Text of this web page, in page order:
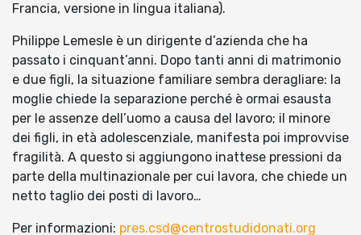
Francia, versione in lingua italiana).
Philippe Lemesle è un dirigente d’azienda che ha
passato i cinquant’anni. Dopo tanti anni di matrimonio
e due figli, la situazione familiare sembra deragliare: la
moglie chiede la separazione perché è ormai esausta
per le assenze dell’uomo a causa del lavoro; il minore
dei figli, in età adolescenziale, manifesta poi improvvise
fragilità. A questo si aggiungono inattese pressioni da
parte della multinazionale per cui lavora, che chiede un
netto taglio dei posti di lavoro…
Per informazioni: pres.csd@centrostudidonati.org